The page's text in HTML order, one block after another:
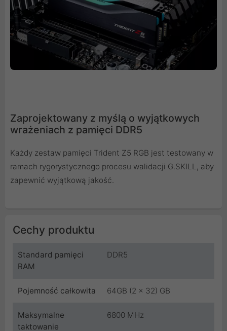
Zaprojektowany z myślą o wyjątkowych
wrażeniach z pamięci DDR5
Każdy zestaw pamięci Trident Z5 RGB jest testowany w
ramach rygorystycznego procesu walidacji G.SKILL, aby
zapewnić wyjątkową jakość.
Cechy produktu
Standard pamięci
RAM
DDR5
Pojemność całkowita 64GB (2 x 32) GB
Maksymalne
taktowanie
6800 MHz